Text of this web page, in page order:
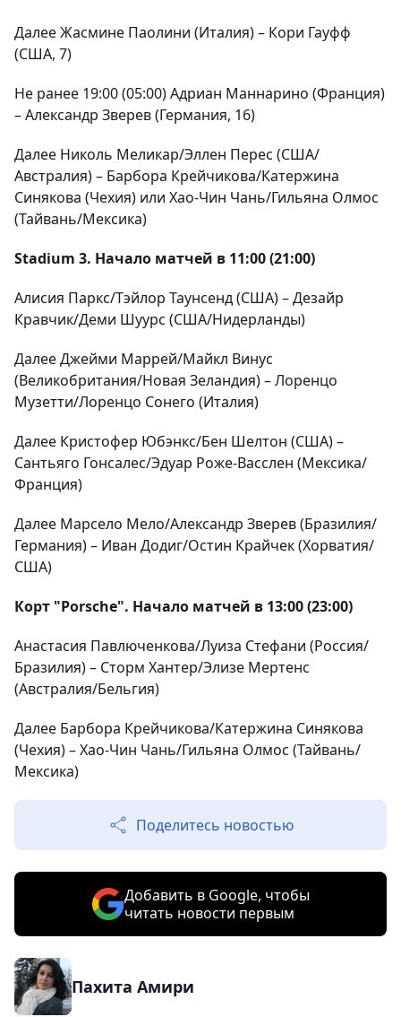
Далее Жасмине Паолини (Италия) – Кори Гауфф
(США, 7)
Не ранее 19:00 (05:00) Адриан Маннарино (Франция)
– Александр Зверев (Германия, 16)
Далее Николь Меликар/Эллен Перес (США/
Австралия) – Барбора Крейчикова/Катержина
Синякова (Чехия) или Хао-Чин Чань/Гильяна Олмос
(Тайвань/Мексика)
Stadium 3. Начало матчей в 11:00 (21:00)
Алисия Паркс/Тэйлор Таунсенд (США) – Дезайр
Кравчик/Деми Шуурс (США/Нидерланды)
Далее Джейми Маррей/Майкл Винус
(Великобритания/Новая Зеландия) – Лоренцо
Музетти/Лоренцо Сонего (Италия)
Далее Кристофер Юбэнкс/Бен Шелтон (США) –
Сантьяго Гонсалес/Эдуар Роже-Васслен (Мексика/
Франция)
Далее Марсело Мело/Александр Зверев (Бразилия/
Германия) – Иван Додиг/Остин Крайчек (Хорватия/
США)
Корт "Porsche". Начало матчей в 13:00 (23:00)
Анастасия Павлюченкова/Луиза Стефани (Россия/
Бразилия) – Сторм Хантер/Элизе Мертенс
(Австралия/Бельгия)
Далее Барбора Крейчикова/Катержина Синякова
(Чехия) – Хао-Чин Чань/Гильяна Олмос (Тайвань/
Мексика)
Поделитесь новостью
Добавить в Google, чтобы
читать новости первым
Пахита Амири